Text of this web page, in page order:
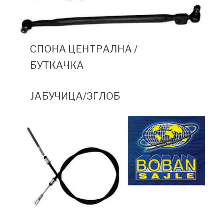
СПОНА ЦЕНТРАЛНА /
БУТКАЧКА
ЈАБУЧИЦА/ЗГЛОБ